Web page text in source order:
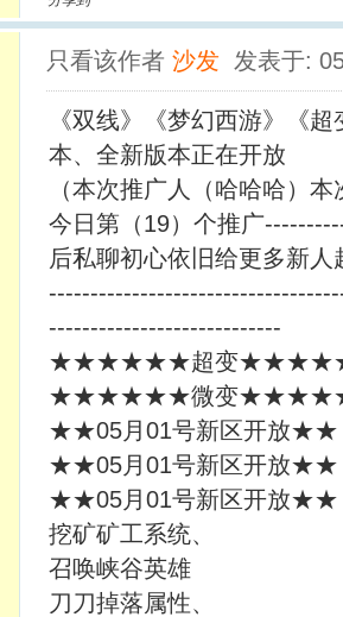
只看该作者 沙发 发表于:
《双线》《梦幻西游》《
本、全新版本正在开放
（本次推广人（哈哈哈）
今日第（19）个推广
后私聊初心依旧给更多新人
----------------------------
★★★★★★超变★★★★★★
★★★★★★微变★★★★★★
★★05月01号新区开放★★
★★05月01号新区开放★★
★★05月01号新区开放★★
挖矿矿工系统、
召唤峡谷英雄
刀刀掉落属性、